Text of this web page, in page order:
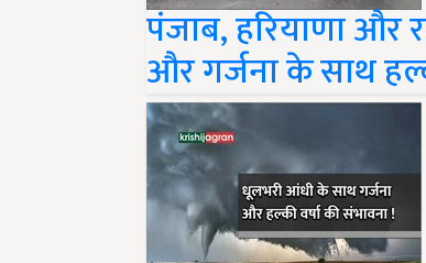
पंजाब, हरियाणा और
और गर्जना के साथ